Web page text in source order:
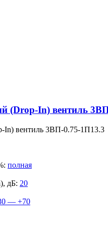
(Drop-In) вентиль
In) вентиль 3ВП-0.75-1П13.3
: полная
дБ: 20
— +70